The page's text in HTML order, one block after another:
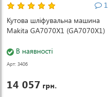
1
Кутова шліфувальна машина
Makita GA7070X1 (GA7070X1)
В наявності
Арт: 3406
14 057 грн.